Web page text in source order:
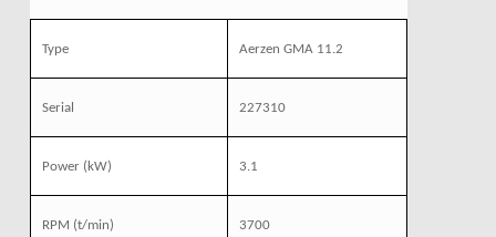
Type Aerzen GMA 11.2
Serial 227310
Power(kW) 3.1
RPM (t/min) 3700